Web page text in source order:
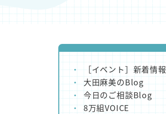
［イベント］新着情報
大田麻美のBlog
今日のご相談Blog
8万組VOICE